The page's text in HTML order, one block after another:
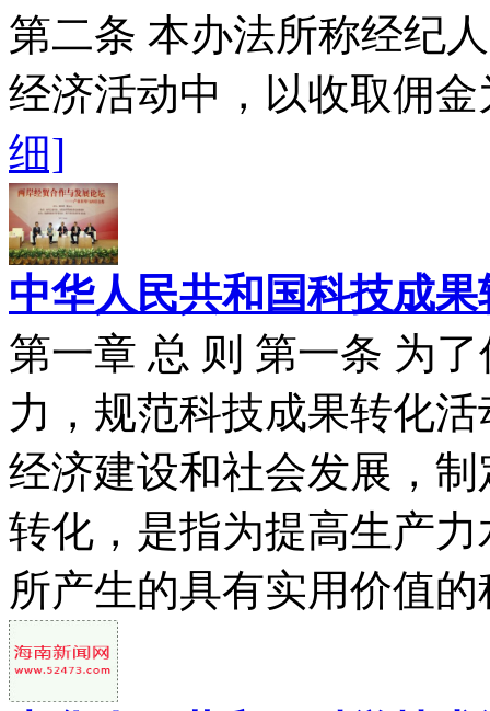
第二条 本办法所称经纪
经济活动中，以收取佣
细]
中华人民共和国科技成果
第一章 总 则 第一条 为
力，规范科技成果转化
经济建设和社会发展，
转化，是指为提高生产
所产生的具有实用价值